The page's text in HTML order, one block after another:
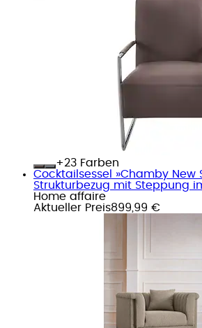
+
Farben
Cocktailsessel »Chamby New
Strukturbezug mit Steppung
Home affaire
Aktueller Preis899,99 €